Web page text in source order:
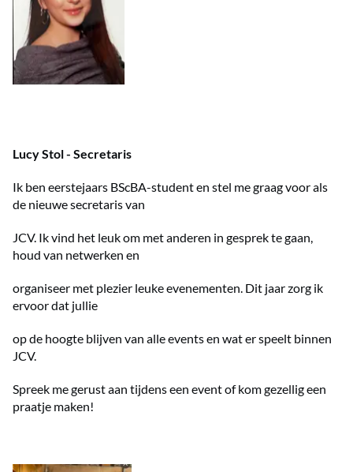
Lucy Stol - Secretaris
Ik ben eerstejaars BScBA-student en stel me graag voor als
de nieuwe secretaris van
JCV. Ik vind het leuk om met anderen in gesprek te gaan,
houd van netwerken en
organiseer met plezier leuke evenementen. Dit jaar zorg ik
ervoor dat jullie
op de hoogte blijven van alle events en wat er speelt binnen
JCV.
Spreek me gerust aan tijdens een event of kom gezellig een
praatje maken!